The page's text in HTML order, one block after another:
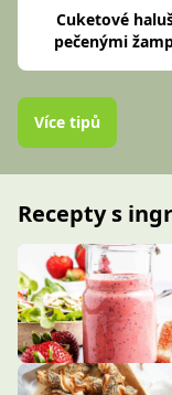
Cuketové
pečenými
Více tipů
Recepty s